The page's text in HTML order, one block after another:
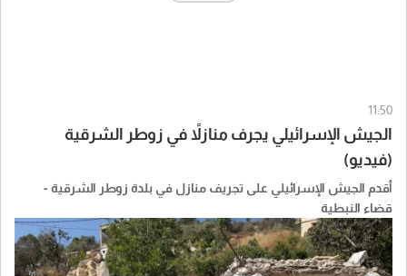
11:50
الجيش الإسرائيلي يجرف منازلاً في زوطر الشرقية
(فيديو)
أقدم الجيش الإسرائيلي على تجريف منازل في بلدة زوطر الشرقية -
قضاء النبطية